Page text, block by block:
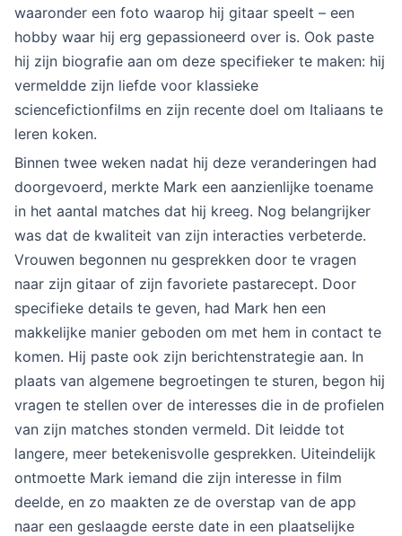
waaronder een foto waarop hij gitaar speelt – een
hobby waar hij erg gepassioneerd over is. Ook paste
hij zijn biografie aan om deze specifieker te maken: hij
vermeldde zijn liefde voor klassieke
sciencefictionfilms en zijn recente doel om Italiaans te
leren koken.
Binnen twee weken nadat hij deze veranderingen had
doorgevoerd, merkte Mark een aanzienlijke toename
in het aantal matches dat hij kreeg. Nog belangrijker
was dat de kwaliteit van zijn interacties verbeterde.
Vrouwen begonnen nu gesprekken door te vragen
naar zijn gitaar of zijn favoriete pastarecept. Door
specifieke details te geven, had Mark hen een
makkelijke manier geboden om met hem in contact te
komen. Hij paste ook zijn berichtenstrategie aan. In
plaats van algemene begroetingen te sturen, begon hij
vragen te stellen over de interesses die in de profielen
van zijn matches stonden vermeld. Dit leidde tot
langere, meer betekenisvolle gesprekken. Uiteindelijk
ontmoette Mark iemand die zijn interesse in film
deelde, en zo maakten ze de overstap van de app
naar een geslaagde eerste date in een plaatselijke